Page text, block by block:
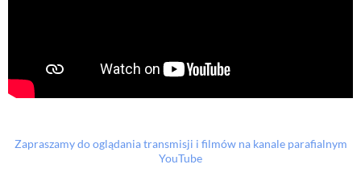
Zapraszamy do oglądania transmisji i filmów na kanale parafialnym
YouTube